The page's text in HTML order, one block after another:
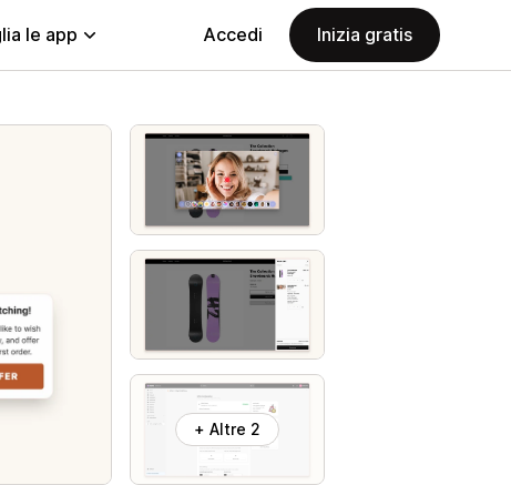
le app Accedi Inizia gratis
+ Altre 2